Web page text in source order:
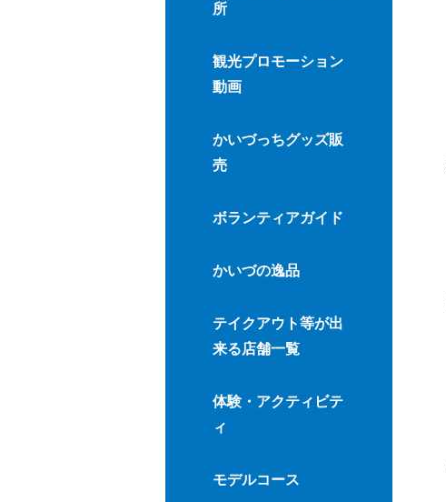
所
観光プロモーション
動画
かいづっちグッズ販
売
ボランティアガイド
かいづの逸品
テイクアウト等が出
来る店舗一覧
体験・アクティビテ
ィ
モデルコース